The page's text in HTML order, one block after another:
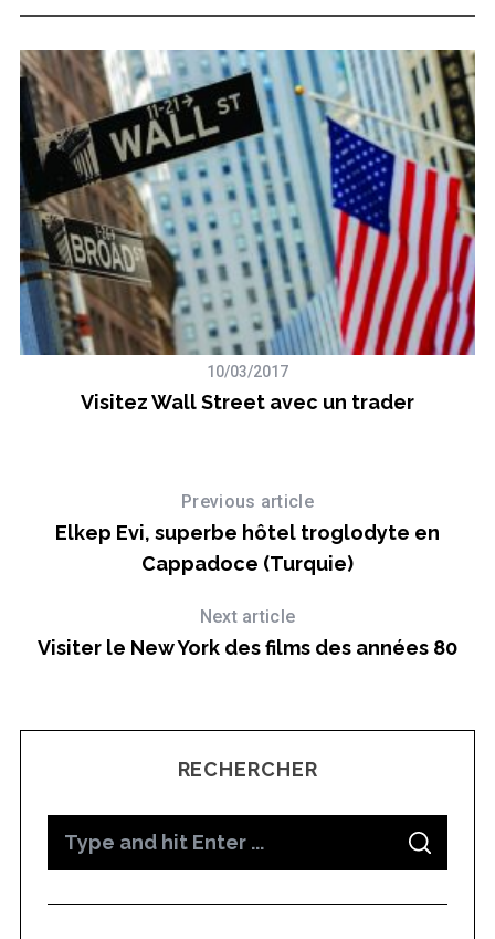
10/03/2017
Visitez Wall Street avec un trader
Previous article
Elkep Evi, superbe hôtel troglodyte en
Cappadoce (Turquie)
Next article
Visiter le New York des films des années 80
RECHERCHER
S
A
C